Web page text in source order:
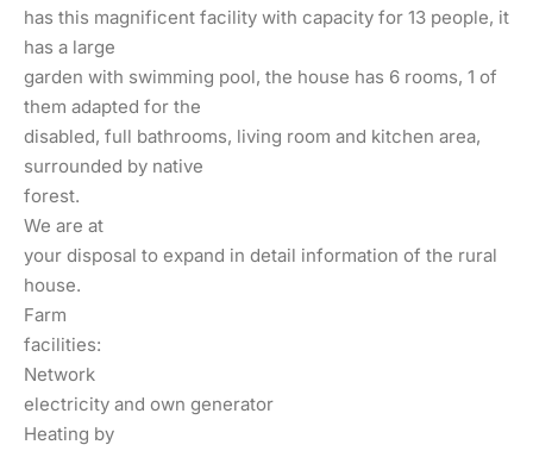
has this magnificent facility with capacity for 13 people, it
has a large
garden with swimming pool, the house has 6 rooms, 1 of
them adapted for the
disabled, full bathrooms, living room and kitchen area,
surrounded by native
forest.
We are at
your disposal to expand in detail information of the rural
house.
Farm
facilities:
Network
electricity and own generator
Heating by